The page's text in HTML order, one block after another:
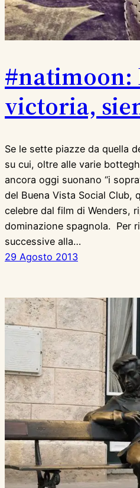
#natimoon:
victoria,
Se le sette piazze da quella
su cui, oltre alle varie
ancora oggi suonano “i
del Buena Vista Social Club,
celebre dal film di Wenders,
dominazione spagnola. Per
successive alla…
29 Agosto 2013